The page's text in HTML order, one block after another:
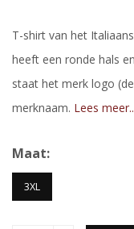
T-shirt van het
heeft een ronde hals
staat het merk logo
merknaam. Lees meer..
Maat:
3XL